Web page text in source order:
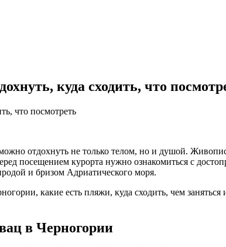
куда сходить, что
отдохнуть не только телом, но и душой.
посещением курорта нужно ознакомиться с
и бризом Адриатического моря.
какие есть пляжи, куда сходить, чем заняться
в Черногории